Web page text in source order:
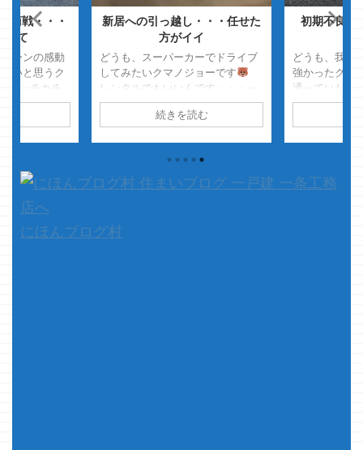
商戦・・・
って
ーンの感動
いと思うク
ッチカチ
刺さってい
る以外に
新居への引っ越し・・・任せた
方がイイ
どうも、スーパーカーでドライブ
してみたいクマノジョーです
レンタルでもいいんです・・・っ
てか 所持はしたくないですスーパ
ちょっと乗ってドライ
越しをしている クマノジョーです
が かなり悲惨な目にあっており
...
続きを読む
初期不良の
どうも、我が
強かったクマ
通っていた小
けて・・・ ジ
や・・・それ
にほんブログ村